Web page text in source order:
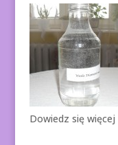
Dowiedz się więcej